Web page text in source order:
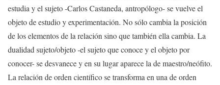
estudia y el sujeto -Carlos Castaneda, antropólogo- se vuelve el
objeto de estudio y experimentación. No sólo cambia la posición
de los elementos de la relación sino que también ella cambia. La
dualidad sujeto/objeto -el sujeto que conoce y el objeto por
conocer- se desvanece y en su lugar aparece la de maestro/neófito.
La relación de orden científico se transforma en una de orden